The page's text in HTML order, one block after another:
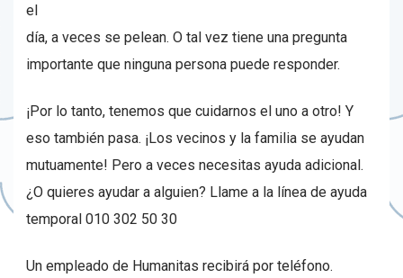
el
día, a veces se pelean. O tal vez tiene una pregunta
importante que ninguna persona puede responder.
¡Por lo tanto, tenemos que cuidarnos el uno a otro! Y
eso también pasa. ¡Los vecinos y la familia se ayudan
mutuamente! Pero a veces necesitas ayuda adicional.
¿O quieres ayudar a alguien? Llame a la línea de ayuda
temporal 010 302 50 30
Un empleado de Humanitas recibirá por teléfono.